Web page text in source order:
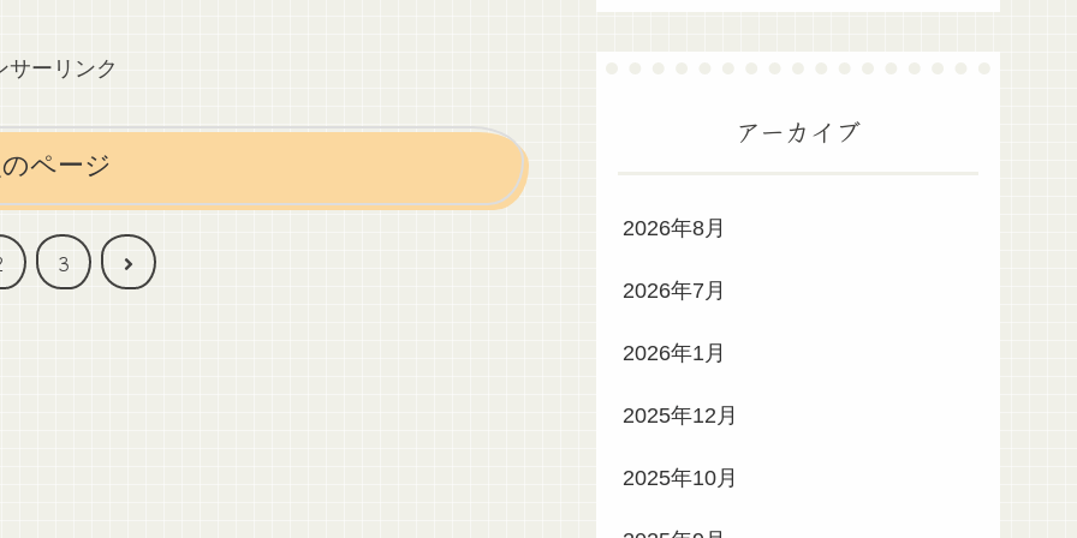
サーリンク
ページ
3
次
アーカイブ
2026年8月
2026年7月
2026年1月
2025年12月
2025年10月